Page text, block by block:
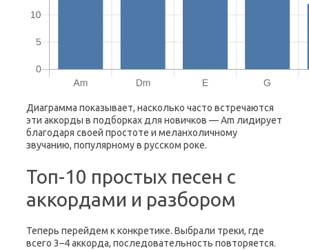
Диаграмма показывает, насколько часто встречаются
эти аккорды в подборках для новичков — Am лидирует
благодаря своей простоте и меланхоличному
звучанию, популярному в русском роке.
Топ-10 простых песен с
аккордами и разбором
Теперь перейдем к конкретике. Выбрали треки, где
всего 3–4 аккорда, последовательность повторяется.